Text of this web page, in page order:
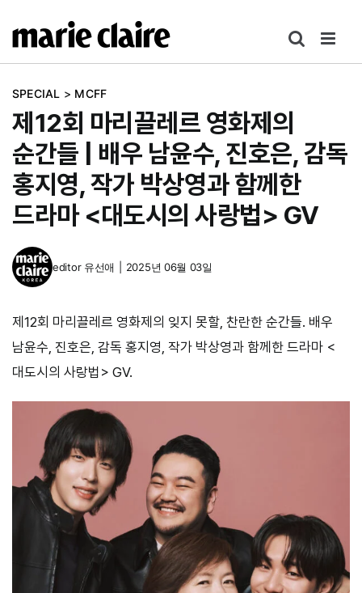
텐
건SPECIAL > MCFF
제12회 마리끌레르 영화제의
순간들 | 배우 남윤수, 진호은, 감독
홍지영, 작가 박상영과 함께한
드라마 <대도시의 사랑법> GV
editor 유선애 2025년 06월 03일
제12회 마리끌레르 영화제의 잊지 못할, 찬란한 순간들. 배우
남윤수, 진호은, 감독 홍지영, 작가 박상영과 함께한 드라마 <
대도시의 사랑법> GV.